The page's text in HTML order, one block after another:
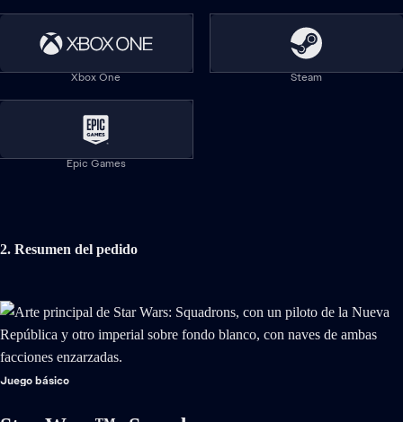
Xbox One Steam
Epic Games
2. Resumen del pedido
Juego básico
Ayuda
Información legal y privacidad
Reembolsos
Actualizaciones del servicio online